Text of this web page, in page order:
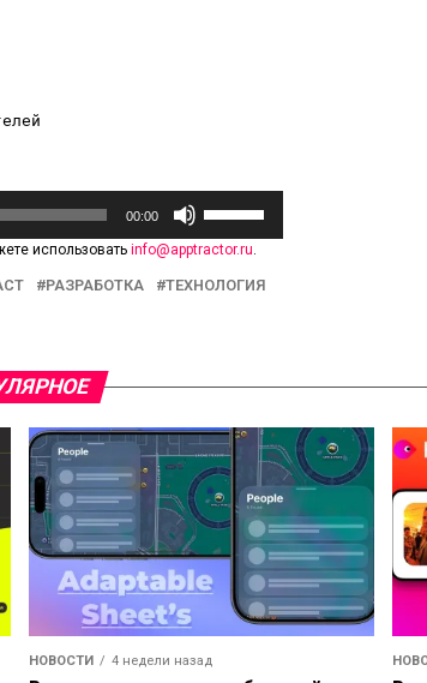
00:00
вниз,
громкость.
использовать info@apptractor.ru.
РАЗРАБОТКА ТЕХНОЛОГИЯ
НОВОСТИ 4 недели назад